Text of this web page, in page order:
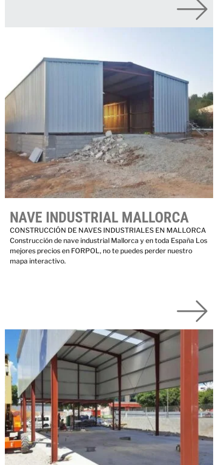
NAVE INDUSTRIAL MALLORCA
CONSTRUCCIÓN DE NAVES INDUSTRIALES EN MALLORCA
Construcción de nave industrial Mallorca y en toda España Los
mejores precios en FORPOL, no te puedes perder nuestro
mapa interactivo.